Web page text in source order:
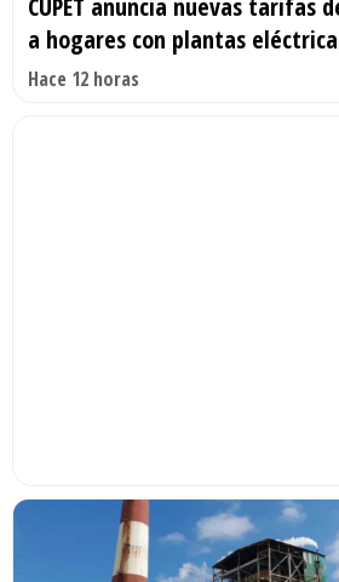
CUPET anuncia nuevas tarifas
a hogares con plantas
Hace 12 horas